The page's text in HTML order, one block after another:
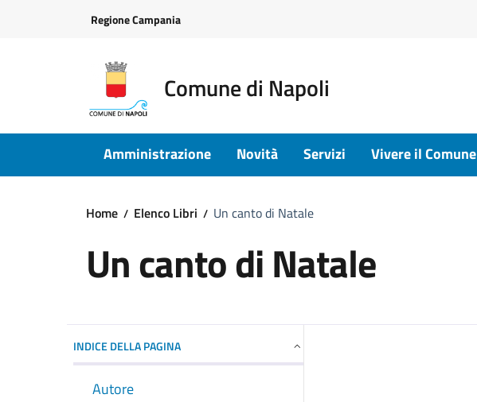
Regione Campania
Comune di Napoli
Amministrazione Novità Servizi Vivere il Comune
Home Elenco Libri Un canto di Natale
Un canto di Natale
INDICE DELLA PAGINA
Autore